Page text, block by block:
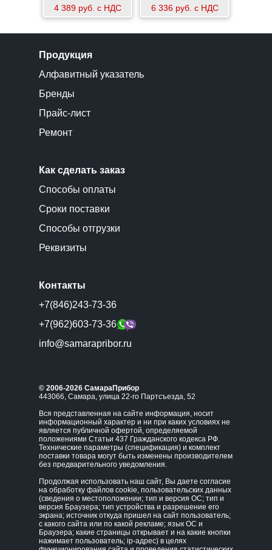
4 389 руб. с НДС 6 336 руб. с НДС
Продукция
Алфавитный указатель
Бренды
Прайс-лист
Ремонт
Как сделать заказ
Способы оплаты
Сроки поставки
Способы отгрузки
Реквизиты
Контакты
+7(846)243-73-36
+7(962)603-73-36
info@samarapribor.ru
© 2006-2026 СамараПрибор
443066, Самара, улица 22-го Партсъезда, 52
Вся представленная на сайте информация, носит
информационный характер и ни при каких условиях не
является публичной офертой, определяемой
положениями Статьи 437 Гражданского кодекса РФ.
Технические параметры (спецификация) и комплект
поставки товара могут быть изменены производителем
без предварительного уведомления.
Продолжая использовать наш сайт, Вы даете согласие
на обработку файлов cookie, пользовательских данных
(сведения о местоположении; тип и версия ОС; тип и
версия Браузера; тип устройства и разрешение его
экрана; источник откуда пришел на сайт пользователь;
с какого сайта или по какой рекламе; язык ОС и
Браузера; какие страницы открывает и на какие кнопки
нажимает пользователь; ip-адрес) в целях